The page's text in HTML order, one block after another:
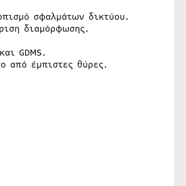
σφαλμάτων δικτύου.
διαμόρφωσης.
GDMS.
από έμπιστες θύρες.